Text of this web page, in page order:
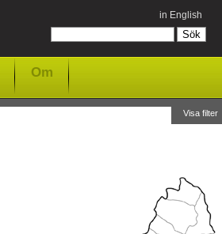
in English
Om
Visa filter